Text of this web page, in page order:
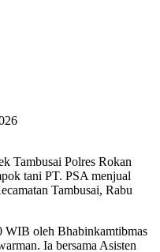
Tambusai Polres Rokan
tani PT. PSA menjual
Tambusai, Rabu
WIB oleh Bhabinkamtibmas
Ia bersama Asisten